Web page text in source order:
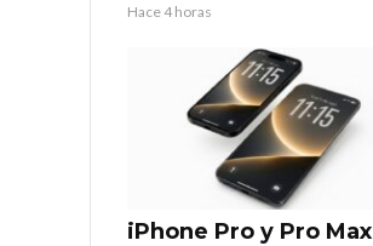
Hace 4 horas
iPhone Pro y Pro Max